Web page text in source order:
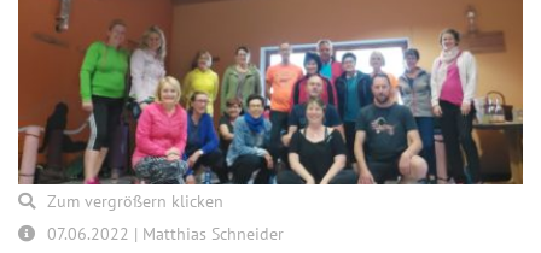
Zum vergrößern klicken
07.06.2022 | Matthias Schneider